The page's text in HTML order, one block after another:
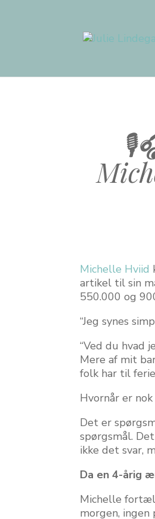
Michelle Hviid
artikel til sin
550.000 og
“Jeg synes
“Ved du hvad
Mere af mit
folk har til
Hvornår er nok
Det er
spørgsmål.
ikke det svar,
Da en 4-årig
Michelle
morgen, ingen